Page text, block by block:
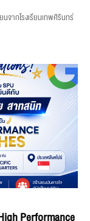
ากโรงเรียนเทพศิรินทร์